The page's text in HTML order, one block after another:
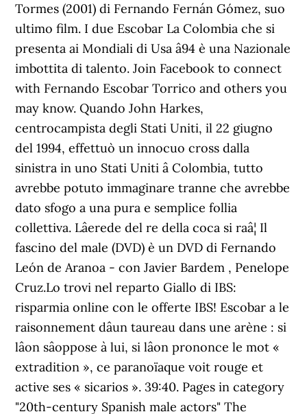
Tormes (2001) di Fernando Fernán Gómez, suo
ultimo film. I due Escobar La Colombia che si
presenta ai Mondiali di Usa â94 è una Nazionale
imbottita di talento. Join Facebook to connect
with Fernando Escobar Torrico and others you
may know. Quando John Harkes,
centrocampista degli Stati Uniti, il 22 giugno
del 1994, effettuò un innocuo cross dalla
sinistra in uno Stati Uniti â Colombia, tutto
avrebbe potuto immaginare tranne che avrebbe
dato sfogo a una pura e semplice follia
collettiva. Lâerede del re della coca si raâ¦ Il
fascino del male (DVD) è un DVD di Fernando
León de Aranoa - con Javier Bardem , Penelope
Cruz.Lo trovi nel reparto Giallo di IBS:
risparmia online con le offerte IBS! Escobar a le
raisonnement dâun taureau dans une arène : si
lâon sâoppose à lui, si lâon prononce le mot «
extradition », ce paranoïaque voit rouge et
active ses « sicarios ». 39:40. Pages in category
"20th-century Spanish male actors" The